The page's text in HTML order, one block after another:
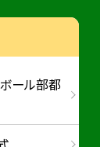
ール部都